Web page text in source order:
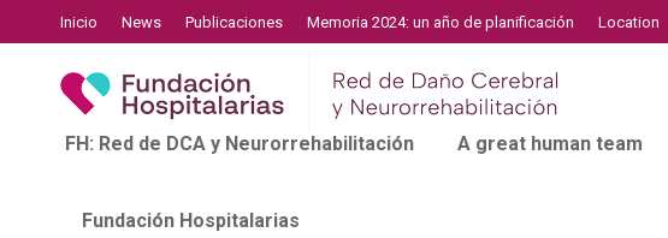
Inicio News Publicaciones Memoria 2024: un año de planificación Location
FH: Red de DCA y Neurorrehabilitación A great human team
Fundación Hospitalarias